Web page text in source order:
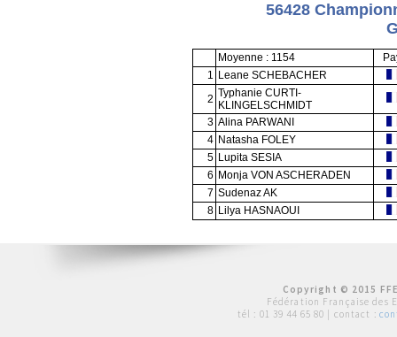
56428
Moyenne : 1154
1 Leane SCHEBACHER
2 Typhanie CURTI-
KLINGELSCHMIDT
3 Alina PARWANI
4 Natasha FOLEY
5 Lupita SESIA
6 Monja VON ASCHERADEN
7 Sudenaz AK
8 Lilya HASNAOUI
Copyright © 2015
Fédération Française des
tél : 01 39 44 65 80 | contact :